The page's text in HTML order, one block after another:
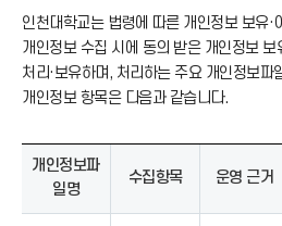
인천대학교는 법령에 따른 개인정보 보유·
개인정보 수집 시에 동의 받은 개인정보
처리·보유하며, 처리하는 주요 개인정보파
개인정보 항목은 다음과 같습니다.
개인정보파
일명
수집항목 운영 근거